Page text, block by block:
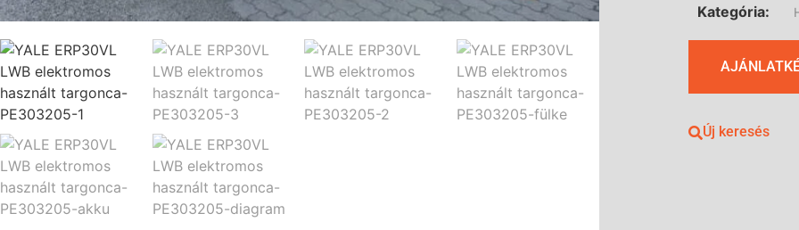
Kategória:
Új keresés